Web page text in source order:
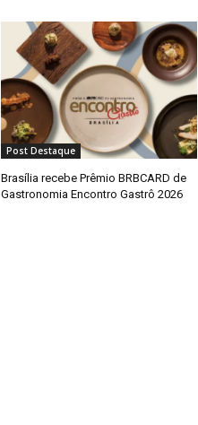
Post Destaque
Brasília recebe Prêmio BRBCARD de
Gastronomia Encontro Gastrô 2026